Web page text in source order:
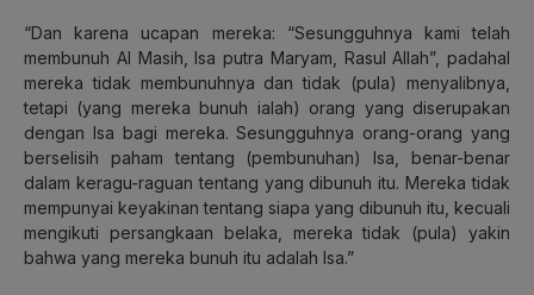
“Dan karena ucapan mereka: “Sesungguhnya kami telah
membunuh Al Masih, Isa putra Maryam, Rasul Allah”, padahal
mereka tidak membunuhnya dan tidak (pula) menyalibnya,
tetapi (yang mereka bunuh ialah) orang yang diserupakan
dengan Isa bagi mereka. Sesungguhnya orang-orang yang
berselisih paham tentang (pembunuhan) Isa, benar-benar
dalam keragu-raguan tentang yang dibunuh itu. Mereka tidak
mempunyai keyakinan tentang siapa yang dibunuh itu, kecuali
mengikuti persangkaan belaka, mereka tidak (pula) yakin
bahwa yang mereka bunuh itu adalah Isa.”